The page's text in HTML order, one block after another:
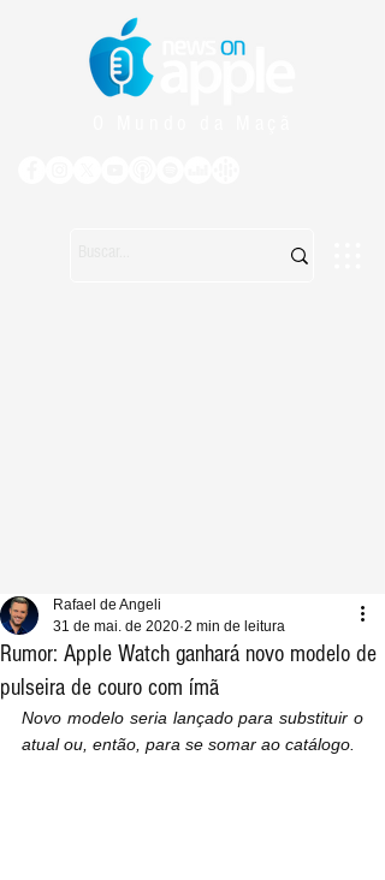
Rumor: Apple Watch ganhará novo modelo de
pulseira de couro com ímã
Rafael de Angeli
31 de mai. de 2020 2 min de leitura
Novo modelo seria lançado para substituir o
atual ou, então, para se somar ao catálogo.